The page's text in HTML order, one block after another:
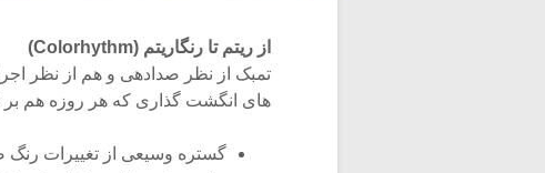
از ریتم تا رنگاریتم (Colorhythm)
تمبک از نظر صدادهی و هم از نظر
های انگشت گذاری که هر روزه هم بر
گستره وسیعی از تغییرات